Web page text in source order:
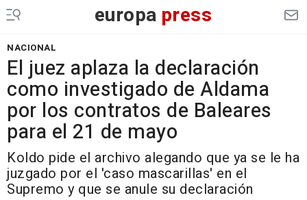
europa press
NACIONAL
El juez aplaza la declaración
como investigado de Aldama
por los contratos de Baleares
para el 21 de mayo
Koldo pide el archivo alegando que ya se le ha
juzgado por el 'caso mascarillas' en el
Supremo y que se anule su declaración